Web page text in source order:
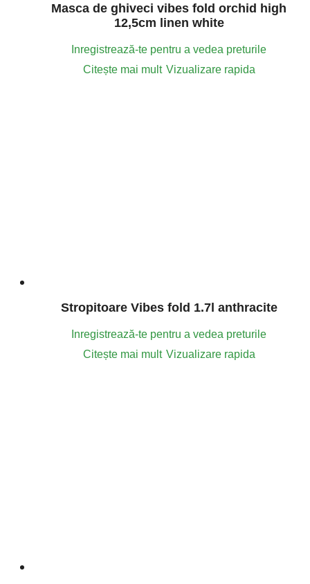
Masca de ghiveci vibes fold orchid high
12,5cm linen white
Inregistrează-te pentru a vedea preturile
Citește mai mult Vizualizare rapida
Stropitoare Vibes fold 1.7l anthracite
Inregistrează-te pentru a vedea preturile
Citește mai mult Vizualizare rapida